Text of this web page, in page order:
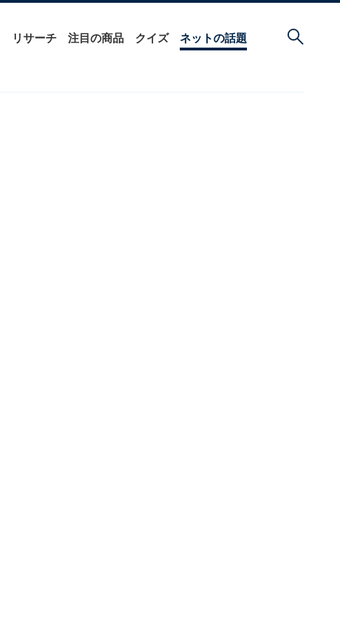
リサーチ 注目の商品 クイズ ネットの話題